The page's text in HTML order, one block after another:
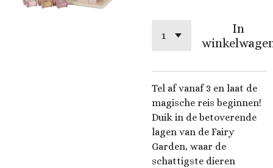
In
Tel af vanaf 3 en laat de
magische reis beginnen!
Duik in de betoverende
lagen van de Fairy
Garden, waar de
schattigste dieren